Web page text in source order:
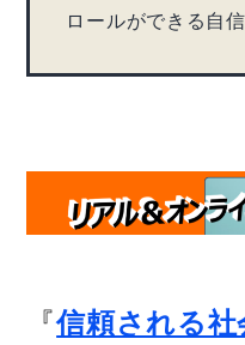
ロールができる自
『信頼される